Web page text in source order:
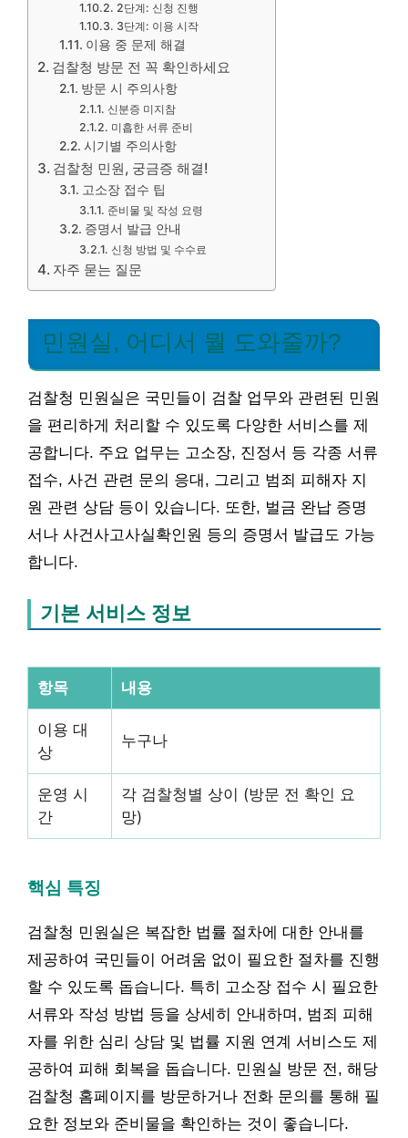
2단계: 신청 진행
3단계: 이용 시작
이용 중 문제 해결
검찰청 방문 전 꼭 확인하세요
방문 시 주의사항
신분증 미지참
미흡한 서류 준비
시기별 주의사항
검찰청 민원, 궁금증 해결!
고소장 접수 팁
준비물 및 작성 요령
증명서 발급 안내
신청 방법 및 수수료
자주 묻는 질문
민원실, 어디서 뭘 도와줄까?
검찰청 민원실은 국민들이 검찰 업무와 관련된 민원
을 편리하게 처리할 수 있도록 다양한 서비스를 제
공합니다. 주요 업무는 고소장, 진정서 등 각종 서류
접수, 사건 관련 문의 응대, 그리고 범죄 피해자 지
원 관련 상담 등이 있습니다. 또한, 벌금 완납 증명
서나 사건사고사실확인원 등의 증명서 발급도 가능
합니다.
기본 서비스 정보
항목 내용
이용 대
상
누구나
운영 시
간
각 검찰청별 상이 (방문 전 확인 요
망)
핵심 특징
검찰청 민원실은 복잡한 법률 절차에 대한 안내를
제공하여 국민들이 어려움 없이 필요한 절차를 진행
할 수 있도록 돕습니다. 특히 고소장 접수 시 필요한
서류와 작성 방법 등을 상세히 안내하며, 범죄 피해
자를 위한 심리 상담 및 법률 지원 연계 서비스도 제
공하여 피해 회복을 돕습니다. 민원실 방문 전, 해당
검찰청 홈페이지를 방문하거나 전화 문의를 통해 필
요한 정보와 준비물을 확인하는 것이 좋습니다.